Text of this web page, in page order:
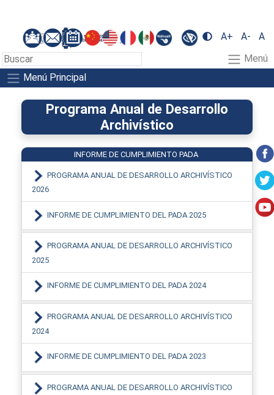
A+ A- A
Menú
Menú Principal
Programa Anual de Desarrollo
Archivístico
INFORME DE CUMPLIMIENTO PADA
PROGRAMA ANUAL DE DESARROLLO ARCHIVÍSTICO
2026
INFORME DE CUMPLIMIENTO DEL PADA 2025
PROGRAMA ANUAL DE DESARROLLO ARCHIVÍSTICO
2025
INFORME DE CUMPLIMIENTO DEL PADA 2024
PROGRAMA ANUAL DE DESARROLLO ARCHIVÍSTICO
2024
INFORME DE CUMPLIMIENTO DEL PADA 2023
PROGRAMA ANUAL DE DESARROLLO ARCHIVÍSTICO